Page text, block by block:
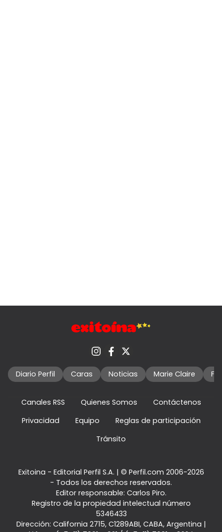
Diario Perfil Caras Noticias Marie Claire
Canales RSS Quienes Somos
Contáctenos
Privacidad
Equipo
Reglas de participación
Tránsito
Exitoina - Editorial Perfil S.A. | © Perfil.com 2006-2026
- Todos los derechos reservados.
Editor responsable: Carlos Piro.
Registro de la propiedad intelectual número
5346433
Dirección: California 2715, C1289ABI, CABA, Argentina |